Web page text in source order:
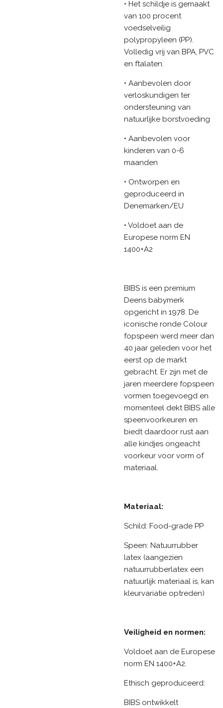
• Het schildje is gemaakt
van 100 procent
voedselveilig
polypropyleen (PP).
Volledig vrij van BPA, PVC
en ftalaten.
• Aanbevolen door
verloskundigen ter
ondersteuning van
natuurlijke borstvoeding
• Aanbevolen voor
kinderen van 0-6
maanden
• Ontworpen en
geproduceerd in
Denemarken/EU
• Voldoet aan de
Europese norm EN
1400+A2
BIBS is een premium
Deens babymerk
opgericht in 1978. De
iconische ronde Colour
fopspeen werd meer dan
40 jaar geleden voor het
eerst op de markt
gebracht. Er zijn met de
jaren meerdere fopspeen
vormen toegevoegd en
momenteel dekt BIBS alle
speenvoorkeuren en
biedt daardoor rust aan
alle kindjes ongeacht
voorkeur voor vorm of
materiaal.
Materiaal:
Schild: Food-grade PP
Speen: Natuurrubber
latex (aangezien
natuurrubberlatex een
natuurlijk materiaal is, kan
kleurvariatie optreden)
Veiligheid en normen:
Voldoet aan de Europese
norm EN 1400+A2.
Ethisch geproduceerd:
BIBS ontwikkelt